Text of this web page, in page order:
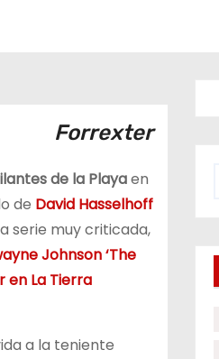
Forrexter
de la Playaen
de David Hasselhoff
serie muy criticada,
Johnson ‘The
en La Tierra
a la teniente